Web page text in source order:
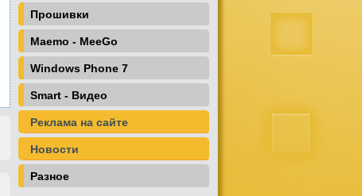
Прошивки
Maemo - MeeGo
Windows Phone 7
Smart - Видео
Реклама на сайте
Новости
Разное